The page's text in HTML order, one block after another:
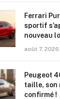
Ferrari
sportif
nouveau
août 7, 2026
Peugeot
taille, son
confirmé !